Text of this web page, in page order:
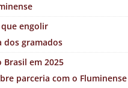
engolir
dos gramados
em 2025
parceria com o Fluminense